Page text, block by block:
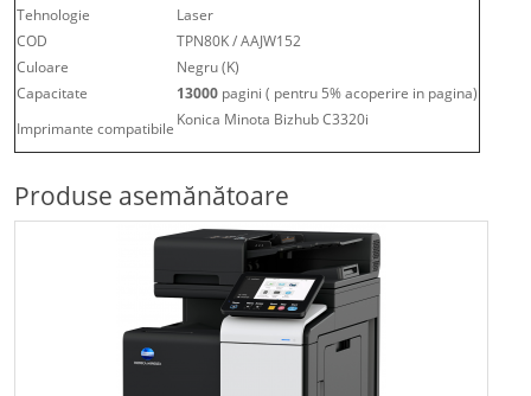
Tehnologie
Laser
COD
TPN80K / AAJW152
Culoare
Negru (K)
Capacitate
13000 pagini ( pentru 5% acoperire in pagina)
Imprimante compatibile Konica Minota Bizhub C3320i
Produse asemănătoare